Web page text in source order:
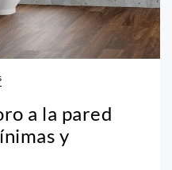
a la pared
y